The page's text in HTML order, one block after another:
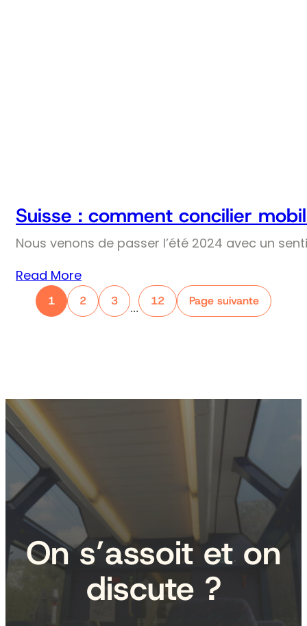
Suisse : comment concilier
Nous venons de passer l’été 2024 avec un
Read More
1 2 3
…
12 Page suivante
On s’assoit et on
discute ?